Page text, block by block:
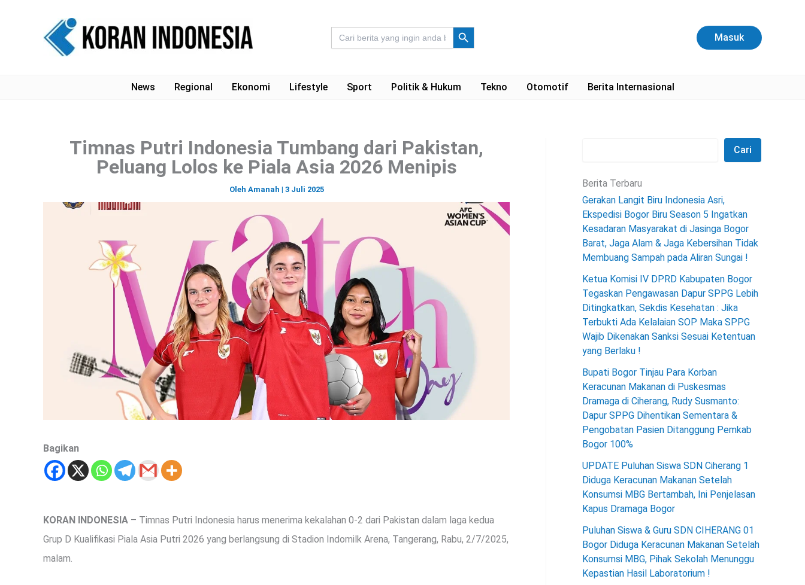
Search
for:
Search Button
Masuk
News Regional Ekonomi Lifestyle Sport Politik & Hukum Tekno Otomotif Berita Internasional
Timnas Putri Indonesia Tumbang dari Pakistan,
Peluang Lolos ke Piala Asia 2026 Menipis
Oleh Amanah | 3 Juli 2025
Bagikan
KORAN INDONESIA – Timnas Putri Indonesia harus menerima kekalahan 0-2 dari Pakistan dalam laga kedua
Grup D Kualifikasi Piala Asia Putri 2026 yang berlangsung di Stadion Indomilk Arena, Tangerang, Rabu, 2/7/2025,
malam.
Cari
Berita Terbaru
Gerakan Langit Biru Indonesia Asri,
Ekspedisi Bogor Biru Season 5 Ingatkan
Kesadaran Masyarakat di Jasinga Bogor
Barat, Jaga Alam & Jaga Kebersihan Tidak
Membuang Sampah pada Aliran Sungai !
Ketua Komisi IV DPRD Kabupaten Bogor
Tegaskan Pengawasan Dapur SPPG Lebih
Ditingkatkan, Sekdis Kesehatan : Jika
Terbukti Ada Kelalaian SOP Maka SPPG
Wajib Dikenakan Sanksi Sesuai Ketentuan
yang Berlaku !
Bupati Bogor Tinjau Para Korban
Keracunan Makanan di Puskesmas
Dramaga di Ciherang, Rudy Susmanto:
Dapur SPPG Dihentikan Sementara &
Pengobatan Pasien Ditanggung Pemkab
Bogor 100%
UPDATE Puluhan Siswa SDN Ciherang 1
Diduga Keracunan Makanan Setelah
Konsumsi MBG Bertambah, Ini Penjelasan
Kapus Dramaga Bogor
Puluhan Siswa & Guru SDN CIHERANG 01
Bogor Diduga Keracunan Makanan Setelah
Konsumsi MBG, Pihak Sekolah Menunggu
Kepastian Hasil Laboratorium !